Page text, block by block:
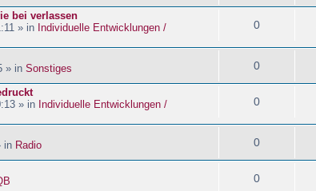
bei verlassen
» in Individuelle Entwicklungen /
0
» in Sonstiges 0
» in Individuelle Entwicklungen /
0
in Radio 0
0